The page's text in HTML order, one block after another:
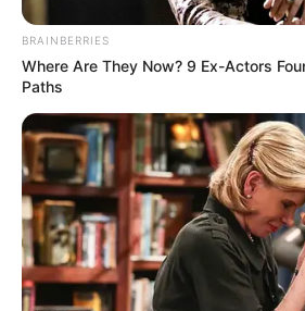
Para finalizar, cole alguns
laço de cetim e pequenas
uma linda e divertida
das mães.
BRAINBERRIES
Where Are They Now? 9 Ex-Actors
Paths